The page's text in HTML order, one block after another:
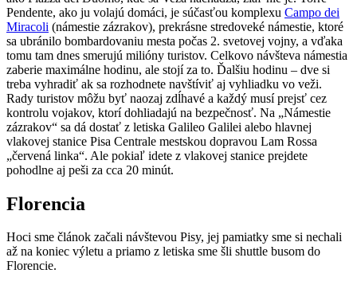
Pendente, ako ju volajú domáci, je súčasťou komplexu Campo dei
Miracoli (námestie zázrakov), prekrásne stredoveké námestie, ktoré
sa ubránilo bombardovaniu mesta počas 2. svetovej vojny, a vďaka
tomu tam dnes smerujú milióny turistov. Celkovo návšteva námestia
zaberie maximálne hodinu, ale stojí za to. Ďalšiu hodinu – dve si
treba vyhradiť ak sa rozhodnete navštíviť aj vyhliadku vo veži.
Rady turistov môžu byť naozaj zdĺhavé a každý musí prejsť cez
kontrolu vojakov, ktorí dohliadajú na bezpečnosť. Na „Námestie
zázrakov“ sa dá dostať z letiska Galileo Galilei alebo hlavnej
vlakovej stanice Pisa Centrale mestskou dopravou Lam Rossa
„červená linka“. Ale pokiaľ idete z vlakovej stanice prejdete
pohodlne aj peši za cca 20 minút.
Florencia
Hoci sme článok začali návštevou Pisy, jej pamiatky sme si nechali
až na koniec výletu a priamo z letiska sme šli shuttle busom do
Florencie.